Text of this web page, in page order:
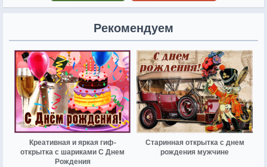
Рекомендуем
Креативная и яркая гиф-
открытка с шариками С Днем
Рождения
Старинная открытка с днем
рождения мужчине